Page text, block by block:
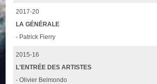
2017-20
LA GÉNÉRALE
- Patrick Fierry
2015-16
L'ENTRÉE DES ARTISTES
- Olivier Belmondo